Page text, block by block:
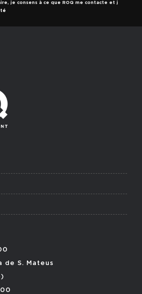
je consens à ce que ROQ me contacte et j
de S. Mateus